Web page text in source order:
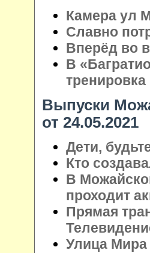
Камера ул
Славно
Вперёд во
В
Выпуски
от 24.05.2021
Дети,
Кто
В
проходит
Прямая
Улица Мира